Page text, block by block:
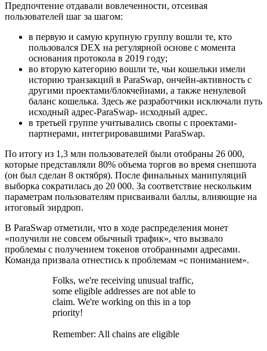
Предпочтение отдавали вовлеченности, отсеивая
пользователей шаг за шагом:
в первую и самую крупную группу вошли те, кто
пользовался DEX на регулярной основе с момента
основания протокола в 2019 году;
во вторую категорию вошли те, чьи кошельки имели
историю транзакций в ParaSwap, ончейн-активность с
другими проектами/блокчейнами, а также ненулевой
баланс кошелька. Здесь же разработчики исключали путь
исходный адрес-ParaSwap- исходный адрес.
в третьей группе учитывались свопы с проектами-
партнерами, интегрировавшими ParaSwap.
По итогу из 1,3 млн пользователей были отобраны 26 000,
которые представляли 80% объема торгов во время снепшота
(он был сделан 8 октября). После финальных манипуляций
выборка сократилась до 20 000. За соответствие нескольким
параметрам пользователям присваивали баллы, влияющие на
итоговый эирдроп.
В ParaSwap отметили, что в ходе распределения монет
«получили не совсем обычный трафик», что вызвало
проблемы с получением токенов отобранными адресами.
Команда призвала отнестись к проблемам «с пониманием».
Folks, we're receiving unusual traffic,
some eligible addresses are not able to
claim. We're working on this in a top
priority!
Remember: All chains are eligible